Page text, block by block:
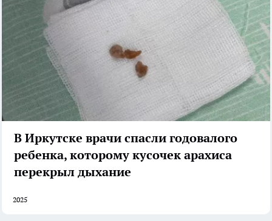
В Иркутске врачи спасли годовалого
ребенка, которому кусочек арахиса
перекрыл дыхание
2025